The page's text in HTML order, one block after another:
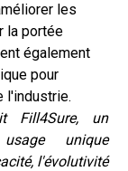
les
la portée
également
pour
l'industrie.
Fill4Sure, un
unique
l'évolutivité